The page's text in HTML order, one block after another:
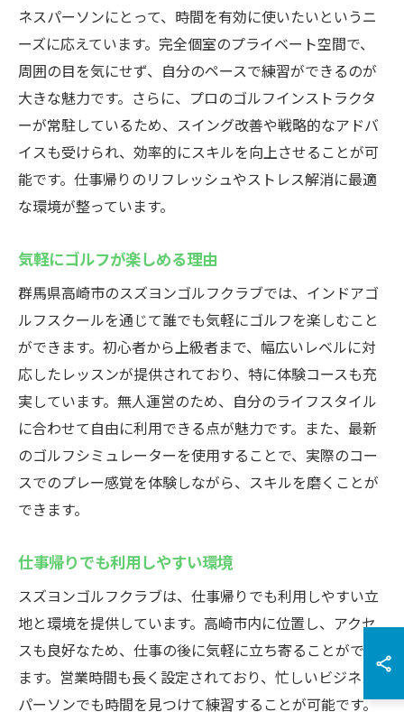
ネスパーソンにとって、時間を有効に使いたいというニ
ーズに応えています。完全個室のプライベート空間で、
周囲の目を気にせず、自分のペースで練習ができるのが
大きな魅力です。さらに、プロのゴルフインストラクタ
ーが常駐しているため、スイング改善や戦略的なアドバ
イスも受けられ、効率的にスキルを向上させることが可
能です。仕事帰りのリフレッシュやストレス解消に最適
な環境が整っています。
気軽にゴルフが楽しめる理由
群馬県高崎市のスズヨンゴルフクラブでは、インドアゴ
ルフスクールを通じて誰でも気軽にゴルフを楽しむこと
ができます。初心者から上級者まで、幅広いレベルに対
応したレッスンが提供されており、特に体験コースも充
実しています。無人運営のため、自分のライフスタイル
に合わせて自由に利用できる点が魅力です。また、最新
のゴルフシミュレーターを使用することで、実際のコー
スでのプレー感覚を体験しながら、スキルを磨くことが
できます。
仕事帰りでも利用しやすい環境
スズヨンゴルフクラブは、仕事帰りでも利用しやすい立
地と環境を提供しています。高崎市内に位置し、アクセ
スも良好なため、仕事の後に気軽に立ち寄ることができ
ます。営業時間も長く設定されており、忙しいビジネス
パーソンでも時間を見つけて練習することが可能です。